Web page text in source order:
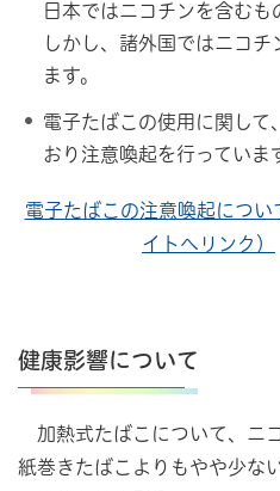
日本ではニコチンを含むも
しかし、諸外国ではニコ
ます。
電子たばこの使用に関して
おり注意喚起を行っていま
電子たばこの注意喚起につ
イトへリンク）
健康影響について
加熱式たばこについて、ニ
紙巻きたばこよりもやや少な